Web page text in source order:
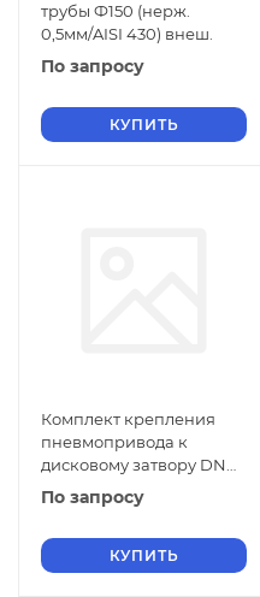
трубы Ф150 (нерж.
0,5мм/AISI 430) внеш.
По запросу
КУПИТЬ
Комплект крепления
пневмопривода к
дисковому затвору DN
40
По запросу
КУПИТЬ